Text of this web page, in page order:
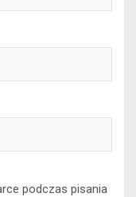
podczas pisania